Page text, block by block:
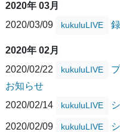
2020年 03月
2020/03/09
kukuluLIVE
2020年 02月
2020/02/22
kukuluLIVE
お知らせ
2020/02/14
kukuluLIVE
2020/02/09 kukuluLIVE